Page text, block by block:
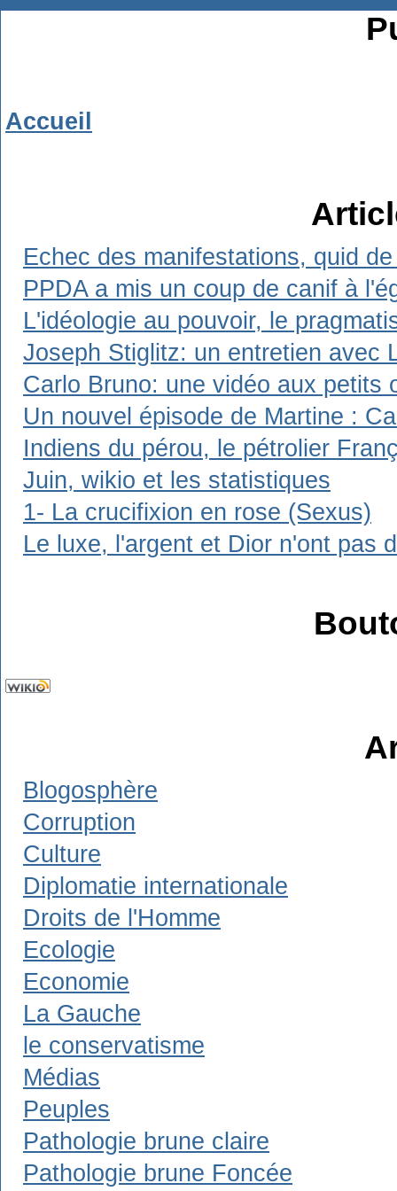
Accueil
Echec des manifestations, quid
PPDA a mis un coup de canif à
L'idéologie au pouvoir, le
Joseph Stiglitz: un entretien avec
Carlo Bruno: une vidéo aux petits
Un nouvel épisode de Martine :
Indiens du pérou, le pétrolier
Juin, wikio et les statistiques
1- La crucifixion en rose (Sexus)
Le luxe, l'argent et Dior n'ont pas
Blogosphère
Corruption
Culture
Diplomatie internationale
Droits de l'Homme
Ecologie
Economie
La Gauche
le conservatisme
Médias
Peuples
Pathologie brune claire
Pathologie brune Foncée